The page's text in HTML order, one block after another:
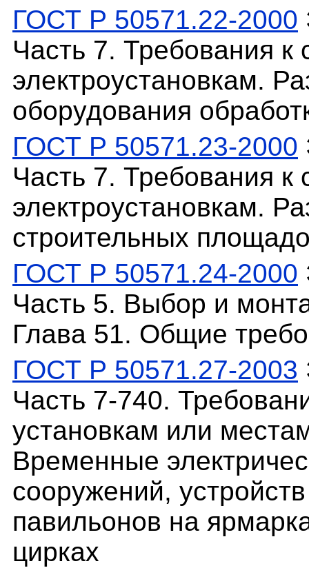
ГОСТ Р 50571.22-2000
Часть 7. Требования
электроустановкам.
оборудования
ГОСТ Р 50571.23-2000
Часть 7. Требования
электроустановкам.
строительных
ГОСТ Р 50571.24-2000
Часть 5. Выбор и
Глава 51. Общие
ГОСТ Р 50571.27-2003
Часть 7-740.
установкам или
Временные
сооружений,
павильонов на
цирках